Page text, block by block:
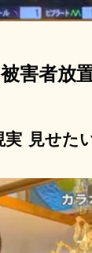
害者放
実 見せた